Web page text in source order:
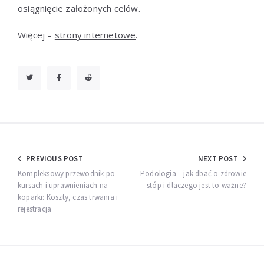
osiągnięcie założonych celów.
Więcej – strony internetowe.
Nawigacja
wpisu
PREVIOUS POST
Kompleksowy przewodnik po
kursach i uprawnieniach na
koparki: Koszty, czas trwania i
rejestracja
NEXT POST
Podologia – jak dbać o zdrowie
stóp i dlaczego jest to ważne?